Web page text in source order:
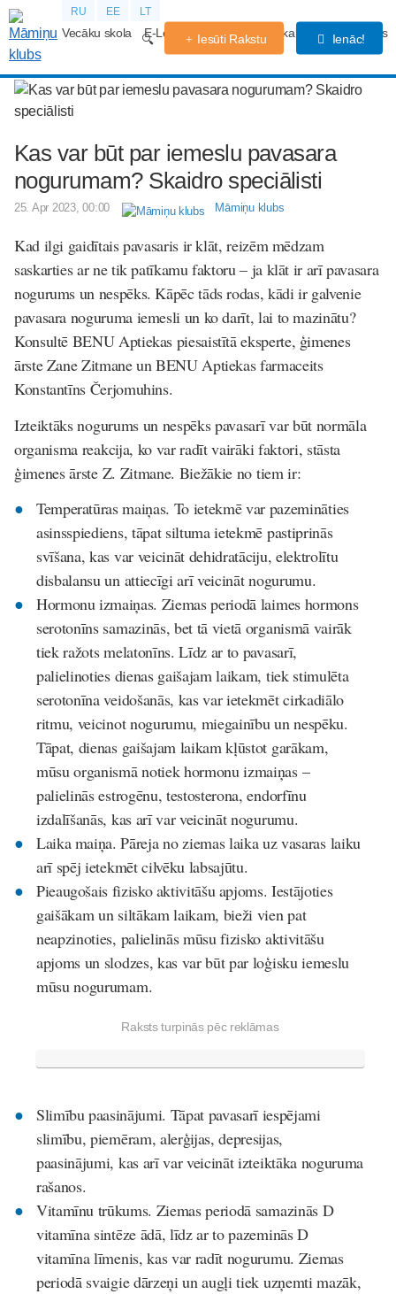
RU EE LT
Vecāku skola E-Lekcijas Grūtniecības kalendārs Forums
Iesūti Rakstu Ienāc!
Kas var būt par iemeslu pavasara
nogurumam? Skaidro speciālisti
25. Apr 2023, 00:00 Māmiņu klubs
Kad ilgi gaidītais pavasaris ir klāt, reizēm mēdzam
saskarties ar ne tik patīkamu faktoru – ja klāt ir arī pavasara
nogurums un nespēks. Kāpēc tāds rodas, kādi ir galvenie
pavasara noguruma iemesli un ko darīt, lai to mazinātu?
Konsultē BENU Aptiekas piesaistītā eksperte, ģimenes
ārste Zane Zitmane unBENU Aptiekasfarmaceits
Konstantīns Čerjomuhins.
Izteiktāks nogurums un nespēks pavasarī var būt normāla
organisma reakcija, ko var radīt vairāki faktori, stāsta
ģimenes ārste Z. Zitmane. Biežākie no tiem ir:
Temperatūras maiņas. To ietekmē var pazemināties
asinsspiediens, tāpat siltuma ietekmē pastiprinās
svīšana, kas var veicināt dehidratāciju, elektrolītu
disbalansu un attiecīgi arī veicināt nogurumu.
Hormonu izmaiņas. Ziemas periodā laimes hormons
serotonīns samazinās, bet tā vietā organismā vairāk
tiek ražots melatonīns. Līdz ar to pavasarī,
palielinoties dienas gaišajam laikam, tiek stimulēta
serotonīna veidošanās, kas var ietekmēt cirkadiālo
ritmu, veicinot nogurumu, miegainību un nespēku.
Tāpat, dienas gaišajam laikam kļūstot garākam,
mūsu organismā notiek hormonu izmaiņas –
palielinās estrogēnu, testosterona, endorfīnu
izdalīšanās, kas arī var veicināt nogurumu.
Laika maiņa. Pāreja no ziemas laika uz vasaras laiku
arī spēj ietekmēt cilvēku labsajūtu.
Pieaugošais fizisko aktivitāšu apjoms. Iestājoties
gaišākam un siltākam laikam, bieži vien pat
neapzinoties, palielinās mūsu fizisko aktivitāšu
apjoms un slodzes, kas var būt par loģisku iemeslu
mūsu nogurumam.
Raksts turpinās pēc reklāmas
Slimību paasinājumi. Tāpat pavasarī iespējami
slimību, piemēram, alerģijas, depresijas,
paasinājumi, kas arī var veicināt izteiktāka noguruma
rašanos.
Vitamīnu trūkums. Ziemas periodā samazinās D
vitamīna sintēze ādā, līdz ar to pazeminās D
vitamīna līmenis, kas var radīt nogurumu. Ziemas
periodā svaigie dārzeņi un augļi tiek uzņemti mazāk,